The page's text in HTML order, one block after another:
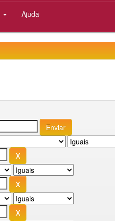
Ajuda